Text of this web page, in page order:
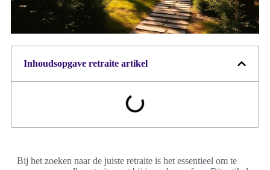
Inhoudsopgave retraite artikel
Bij het zoeken naar de juiste retraite is het essentieel om te